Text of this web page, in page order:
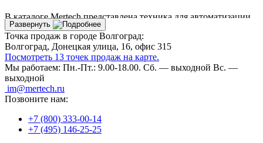
В каталоге Mertech представлена техника для автоматизации
торговых точек. Покупая комплект от одного производителя,
вы экономите время за счет доставки, подключения и
настройки техники.
Ассортимент включает:
Принтеры чеков и этикеток
POS компьютеры
Программируемые клавиатуры
Дисплеи для покупателя
Развернуть
Точка продаж в городе Волгоград:
Волгоград, Донецкая улица, 16, офис 315
Посмотреть 13 точек продаж на карте.
Мы работаем: Пн.-Пт.: 9.00-18.00. Сб. — выходной Вс. —
выходной
im@mertech.ru
Позвоните нам:
+7 (800) 333-00-14
+7 (495) 146-25-25